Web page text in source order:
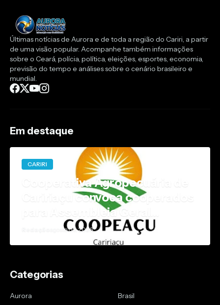
Últimas notícias de Aurora e de toda a região do Cariri, a partir
de uma visão popular. Acompanhe também informações
sobre o Ceará, polícia, política, eleições, esportes, economia,
previsão do tempo e análises sobre o cenário brasileiro e
mundial.
Em destaque
CARIRI
Cooperativa Agropecuária de
Caririaçu convoca cooperados
para Assembleia Geral
Ordinária
agosto 05, 2026
Categorias
Aurora
Brasil